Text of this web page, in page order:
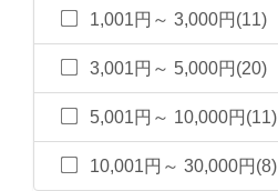
1,001円～ 3,000円(11)
3,001円～ 5,000円(20)
5,001円～ 10,000円(11)
10,001円～ 30,000円(8)